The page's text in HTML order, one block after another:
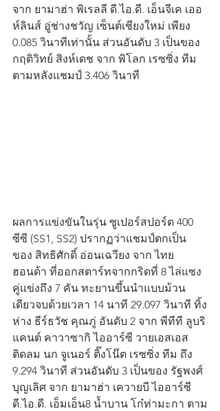
จาก ยามาฮ่า พิเรลลี ดี.ไอ.ดี. เอ็นจีเค เออ
ห์ลินส์ อู่ช่างชวัญ เซ็นต์เชียงใหม่ เพียง
0.085 วินาทีเท่านั้น ส่วนอันดับ 3 เป็นของ
กฤติวิทย์ สิงห์เดช จาก พิโลก เรซซิ่ง ทีม
ตามหลังแชมป์ 3.406 วินาที
ผลการแข่งขันในรุ่น ซูเปอร์สปอร์ต 400
ซีซี (SS1, SS2) ปรากฏว่าแชมป์ตกเป็น
ของ สิทธิศักดิ์ อ่อนเฉวียง จาก ไทย
ฮอนด้า ที่ออกสตาร์ทจากกริดที่ 8 ไล่แซง
คู่แข่งถึง 7 คัน ทะยานขึ้นนำแบบม้วน
เดียวจบด้วยเวลา 14 นาที 29.097 วินาที ทิ้ง
ห่าง ธีร์ธวัช คุณภู่ อันดับ 2 จาก พีทีที ลูบริ
แคนต์ คาวาซากิ ไออาร์ซี วายเอสเอส
ติดลม นก จูเนอร์ ติ๊งโน๊ต เรซซิ่ง ทีม ถึง
9.294 วินาที ส่วนอันดับ 3 เป็นของ รัฐพงศ์
บุญเลิศ จาก ยามาฮ่า เควายบี ไออาร์ซี
ดี.ไอ.ดี. เอ็มเอ็น8 น้ำบาน โก๋ท่ามะกา ตาม